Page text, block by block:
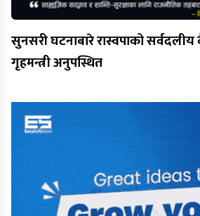
सुनसरी घटनाबारे रास्वपाको सर्वदलीय
गृहमन्त्री अनुपस्थित